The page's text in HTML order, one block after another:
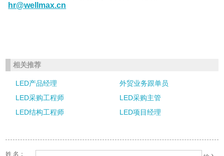
hr@wellmax.cn
相关推荐
LED产品经理
外贸业务跟单员
LED采购工程师
LED采购主管
LED结构工程师
LED项目经理
姓 名：